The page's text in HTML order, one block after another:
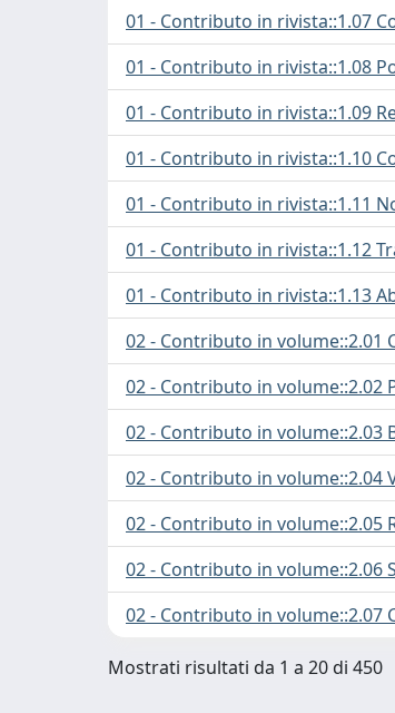
01 - Contributo in rivista::1.07
01 - Contributo in rivista::1.08
01 - Contributo in rivista::1.09
01 - Contributo in rivista::1.10
01 - Contributo in rivista::1.11
01 - Contributo in rivista::1.12
01 - Contributo in rivista::1.13
02 - Contributo in volume::2.01
02 - Contributo in volume::2.02
02 - Contributo in volume::2.03
02 - Contributo in volume::2.04
02 - Contributo in volume::2.05
02 - Contributo in
02 - Contributo in
Mostrati risultati da 1 a 20 di 450